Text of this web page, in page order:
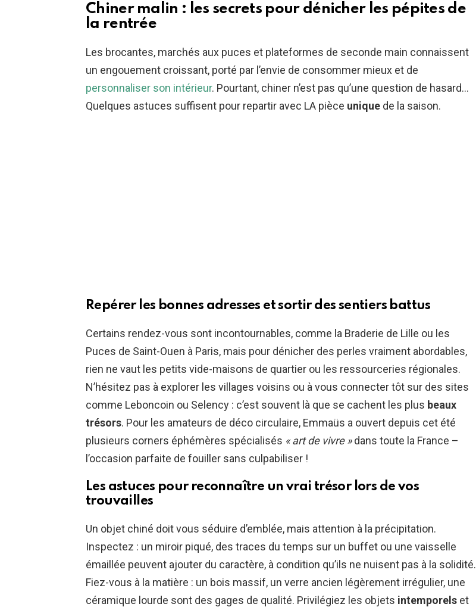
Chiner malin : les secrets pour dénicher les pépites de
la rentrée
Les brocantes, marchés aux puces et plateformes de seconde main connaissent
un engouement croissant, porté par l’envie de consommer mieux et de
personnaliser son intérieur. Pourtant, chiner n’est pas qu’une question de hasard…
Quelques astuces suffisent pour repartir avec LA pièce unique de la saison.
Repérer les bonnes adresses et sortir des sentiers battus
Certains rendez-vous sont incontournables, comme la Braderie de Lille ou les
Puces de Saint-Ouen à Paris, mais pour dénicher des perles vraiment abordables,
rien ne vaut les petits vide-maisons de quartier ou les ressourceries régionales.
N’hésitez pas à explorer les villages voisins ou à vous connecter tôt sur des sites
comme Leboncoin ou Selency : c’est souvent là que se cachent les plus beaux
trésors. Pour les amateurs de déco circulaire, Emmaüs a ouvert depuis cet été
plusieurs corners éphémères spécialisés « art de vivre »dans toute la France –
l’occasion parfaite de fouiller sans culpabiliser !
Les astuces pour reconnaître un vrai trésor lors de vos
trouvailles
Un objet chiné doit vous séduire d’emblée, mais attention à la précipitation.
Inspectez : un miroir piqué, des traces du temps sur un buffet ou une vaisselle
émaillée peuvent ajouter du caractère, à condition qu’ils ne nuisent pas à la solidité.
Fiez-vous à la matière : un bois massif, un verre ancien légèrement irrégulier, une
céramique lourde sont des gages de qualité. Privilégiez les objets intemporels et